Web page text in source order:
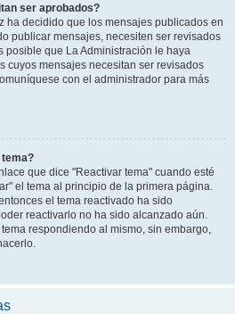
ser aprobados?
ha decidido que los mensajes publicados en
publicar mensajes, necesiten ser revisados
posible que La Administración le haya
cuyos mensajes necesitan ser revisados
con el administrador para más
que dice "Reactivar tema" cuando esté
el tema al principio de la primera página.
el tema reactivado ha sido
reactivarlo no ha sido alcanzado aún.
respondiendo al mismo, sin embargo,